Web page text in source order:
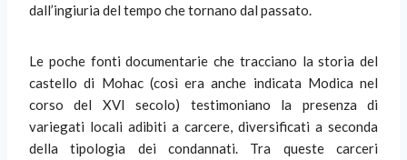
dall’ingiuria del tempo che tornano dal passato.
Le poche fonti documentarie che tracciano la storia del
castello di Mohac (così era anche indicata Modica nel
corso del XVI secolo) testimoniano la presenza di
variegati locali adibiti a carcere, diversificati a seconda
della tipologia dei condannati. Tra queste carceri